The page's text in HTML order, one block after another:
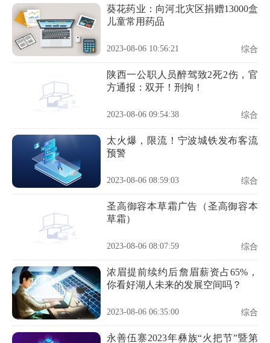
葵花药业：向河北灾区捐赠13000盒
儿童常用药品
2023-08-06 10:56:21 综合
陕西一公职人员醉驾致2死2伤，官
方通报：双开！刑拘！
2023-08-06 09:54:38 综合
太火爆，限流！宁波城铁发布客流
预警
2023-08-06 08:59:03 综合
圣高御容本草霜广告（圣高御容本
草霜）
2023-08-06 08:07:59 综合
浓眉提前续约后詹眉薪资占65%，
你看好湖人未来的发展空间吗？
2023-08-06 06:35:00 综合
永善伍寨2023年彝族“火把节”暨第